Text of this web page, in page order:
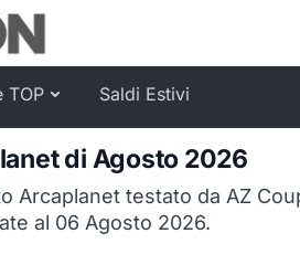
TOP Saldi Estivi
di Agosto 2026
Arcaplanet testato da AZ
al 06 Agosto 2026.